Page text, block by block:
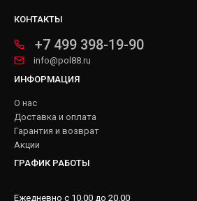
КОНТАКТЫ
+7 499 398-19-90
info@pol88.ru
ИНФОРМАЦИЯ
О нас
Доставка и оплата
Гарантия и возврат
Акции
ГРАФИК РАБОТЫ
Ежедневно с 10.00 до 20.00